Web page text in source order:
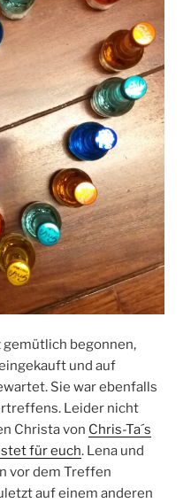
gemütlich begonnen,
und auf
Sie war ebenfalls
Leider nicht
Christa von Chris-Ta´s
für euch. Lena und
vor dem Treffen
auf einem anderen